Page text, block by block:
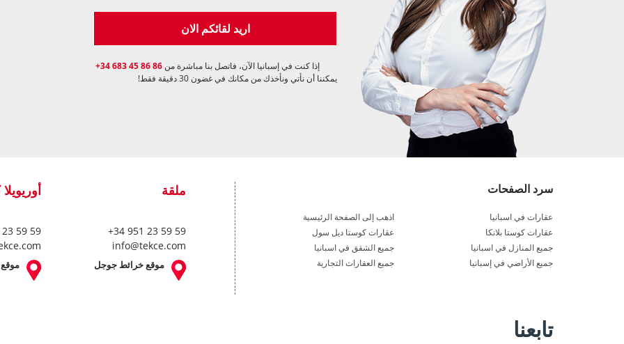
اريد لقائكم الان
إذا كنت في إسبانيا الآن، فاتصل بنا مباشرة من +34 683 45 86 86
يمكننا أن نأتي ونأخذك من مكانك في غضون 30 دقيقة فقط!
سرد الصفحات
اذهب إلى الصفحة الرئيسية
عقارات في اسبانيا
عقارات كوستا ديل سول
عقارات كوستا بلانكا
جميع الشقق في اسبانيا
جميع المنازل في اسبانيا
جميع العقارات التجارية
جميع الأراضي في إسبانيا
ملقة
+34 951 23 59 59
info@tekce.com
موقع خرائط جوجل
59 59
تابعنا